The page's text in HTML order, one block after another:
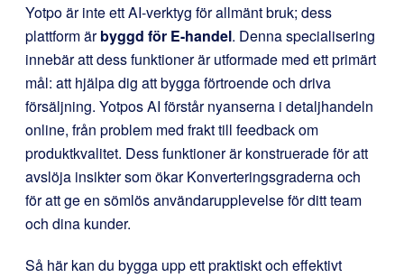
Yotpo är inte ett AI-verktyg för allmänt bruk; dess
plattform ärbyggd för E-handel. Denna specialisering
innebär att dess funktioner är utformade med ett primärt
mål: att hjälpa dig att bygga förtroende och driva
försäljning. Yotpos AI förstår nyanserna i detaljhandeln
online, från problem med frakt till feedback om
produktkvalitet. Dess funktioner är konstruerade för att
avslöja insikter som ökar Konverteringsgraderna och
för att ge en sömlös användarupplevelse för ditt team
och dina kunder.
Så här kan du bygga upp ett praktiskt och effektivt